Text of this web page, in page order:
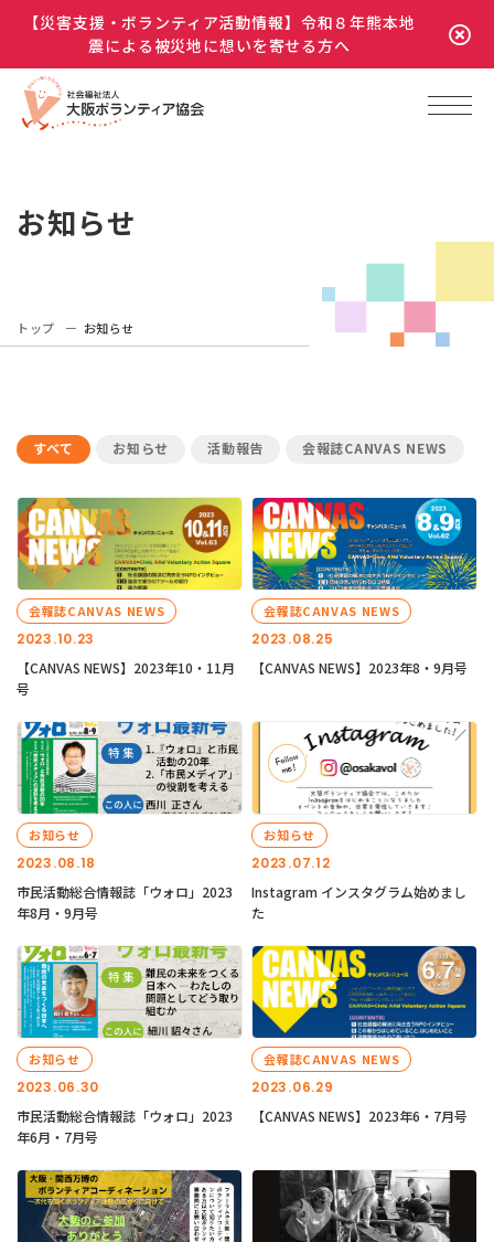
【災害支援・ボランティア活動情報】令和８年熊本地
震による被災地に想いを寄せる方へ
お知らせ
トップ お知らせ
すべて お知らせ 活動報告 会報誌CANVAS NEWS
2023.10.23
会報誌CANVAS NEWS
【CANVAS NEWS】2023年10・11月
号
2023.08.25
会報誌CANVAS NEWS
【CANVAS NEWS】2023年8・9月号
2023.08.18
お知らせ
市民活動総合情報誌「ウォロ」2023
年8月・9月号
2023.07.12
お知らせ
Instagram インスタグラム始めまし
た
2023.06.30
お知らせ
市民活動総合情報誌「ウォロ」2023
年6月・7月号
2023.06.29
会報誌CANVAS NEWS
【CANVAS NEWS】2023年6・7月号